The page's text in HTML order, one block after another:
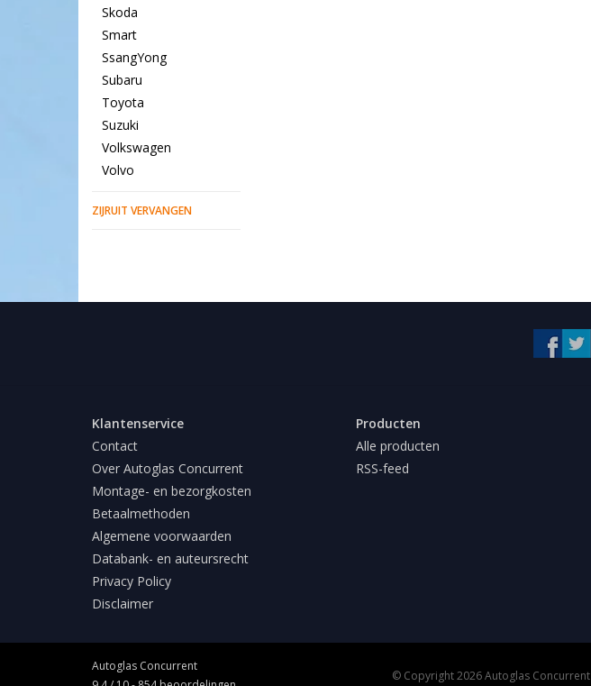
Skoda
Smart
SsangYong
Subaru
Toyota
Suzuki
Volkswagen
Volvo
ZIJRUIT VERVANGEN
Klantenservice
Contact
Over Autoglas Concurrent
Montage- en bezorgkosten
Betaalmethoden
Algemene voorwaarden
Databank- en auteursrecht
Privacy Policy
Disclaimer
Producten
Alle producten
RSS-feed
Autoglas Concurrent
© Copyright 2026 Autoglas Concurrent